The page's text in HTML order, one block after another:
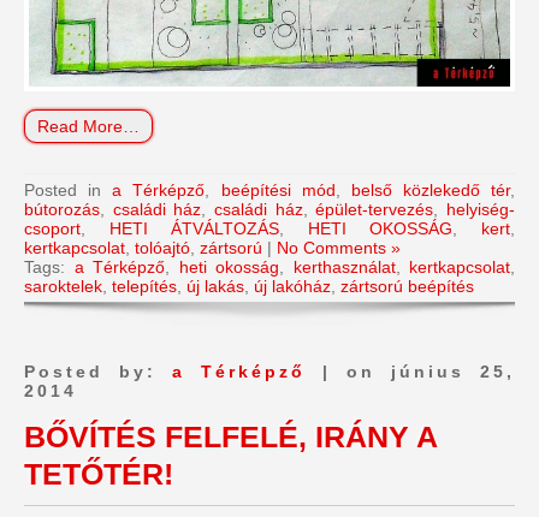
Read More…
Posted ina Térképző, beépítési mód, belső közlekedő tér,
bútorozás, családi ház,családi ház,épület-tervezés, helyiség-
csoport, HETI ÁTVÁLTOZÁS, HETI OKOSSÁG, kert,
kertkapcsolat, tolóajtó, zártsorú | No Comments »
Tags: a Térképző, heti okosság, kerthasználat, kertkapcsolat,
saroktelek, telepítés, új lakás, új lakóház, zártsorú beépítés
Posted by:a Térképző
| on június 25,
2014
BŐVÍTÉS FELFELÉ, IRÁNY A
TETŐTÉR!